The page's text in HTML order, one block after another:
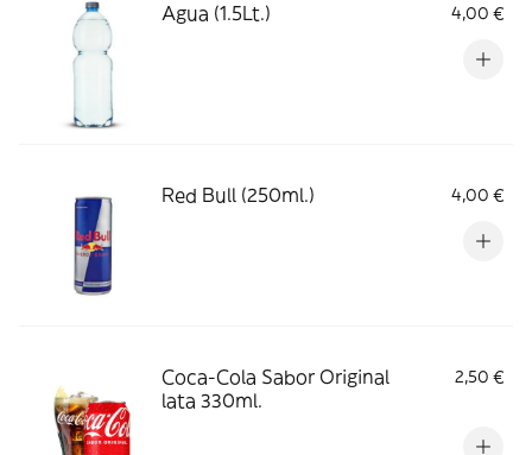
Agua (1.5Lt.) 4,00 €
Red Bull (250ml.) 4,00 €
Coca-Cola Sabor Original
lata 330ml.
2,50 €